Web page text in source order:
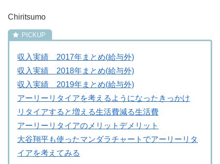
Chiritsumo
収入実績 2017年まとめ(給与外)
収入実績 2018年まとめ(給与外)
収入実績 2019年まとめ(給与外)
アーリーリタイアを考えるようになったきっかけ
リタイアすると増える生活費減る生活費
アーリーリタイアのメリットデメリット
大谷翔平も使ったマンダラチャートでアーリーリタ
イアを考えてみる